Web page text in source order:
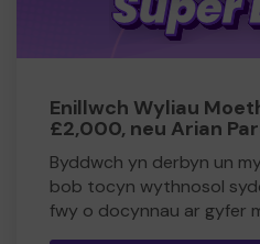
Enillwch Wyliau
£2,000, neu Arian
Byddwch yn derbyn un
bob tocyn wythnosol
fwy o docynnau ar gyfer